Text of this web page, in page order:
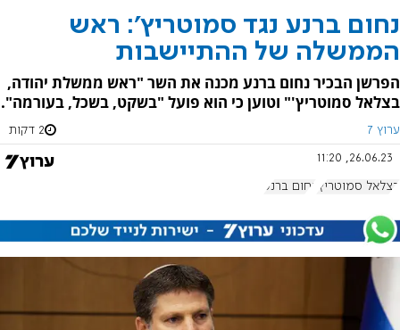
נחום ברנע נגד סמוטריץ': ראש
הממשלה של ההתיישבות
הפרשן הבכיר נחום ברנע מכנה את השר "ראש ממשלת יהודה,
בצלאל סמוטריץ'" וטוען כי הוא פועל "בשקט, בשכל, בעורמה".
ערוץ 7 2 דקות
26.06.23, 11:20
בצלאל סמוטריץ' נחום ברנע